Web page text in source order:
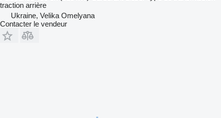
traction arrière
Ukraine, Velika Omelyana
Contacter le vendeur